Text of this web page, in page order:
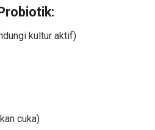
kultur aktif)
cuka)